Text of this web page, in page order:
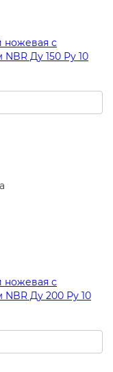
ножевая с
Ду 150 Ру 10
ножевая с
Ду 200 Ру 10